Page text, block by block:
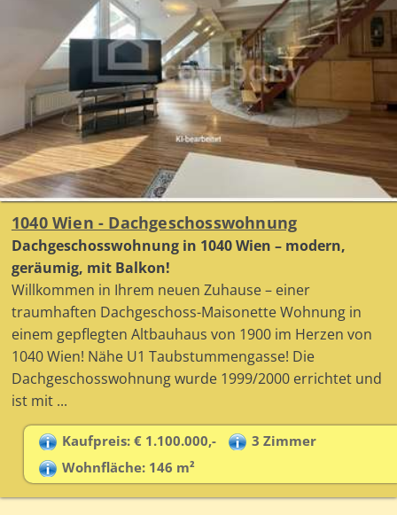
1040 Wien - Dachgeschosswohnung
Dachgeschosswohnung in 1040 Wien – modern,
geräumig, mit Balkon!
Willkommen in Ihrem neuen Zuhause – einer
traumhaften Dachgeschoss-Maisonette Wohnung in
einem gepflegten Altbauhaus von 1900 im Herzen von
1040 Wien! Nähe U1 Taubstummengasse! Die
Dachgeschosswohnung wurde 1999/2000 errichtet und
ist mit ...
Kaufpreis: € 1.100.000,-
3 Zimmer
Wohnfläche: 146 m²